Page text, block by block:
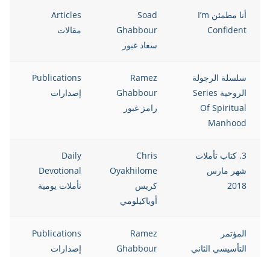
أنا مطمئن I’m
Confident
Soad
Ghabbour
سعاد غبور
Articles
مقالات
سلسلة الرجولة
الروحية Series
Of Spiritual
Manhood
Ramez
Ghabbour
رامز غبور
Publications
إصدارات
3. كتاب تأملات
شهر مارس
2018
Chris
Oyakhilome
كريس
أوياكيلومي
Daily
Devotional
تأملات يومية
المؤتمر
التأسيسي الثاني
Ramez
Ghabbour
Publications
إصدارات